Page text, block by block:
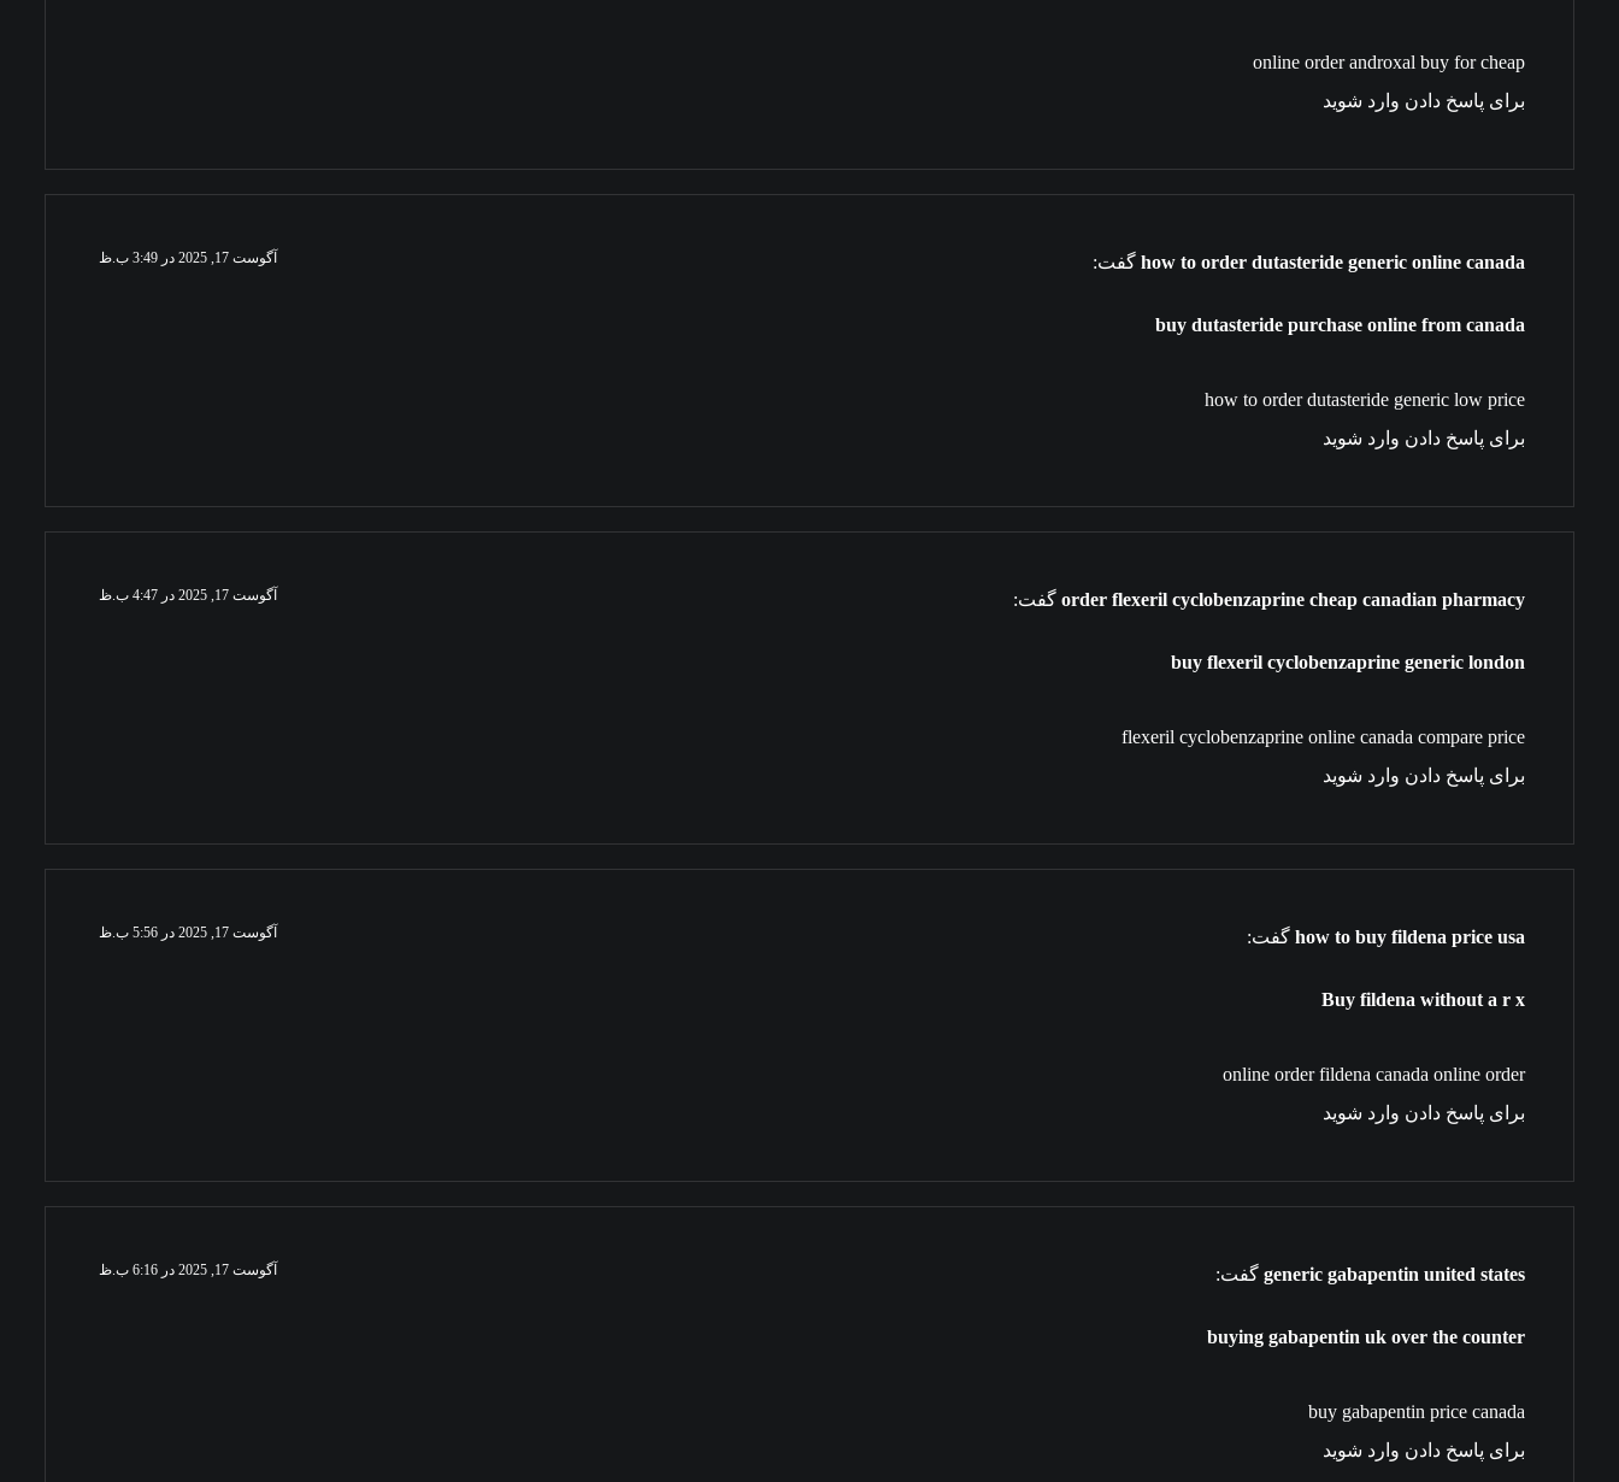
online order androxal buy for cheap
برای پاسخ دادن وارد شوید
how to order dutasteride generic online canada گفت: آگوست 17, 2025 در 3:49 ب.ظ
buy dutasteride purchase online from canada
how to order dutasteride generic low price
برای پاسخ دادن وارد شوید
order flexeril cyclobenzaprine cheap canadian pharmacy گفت: آگوست 17, 2025 در 4:47 ب.ظ
buy flexeril cyclobenzaprine generic london
flexeril cyclobenzaprine online canada compare price
برای پاسخ دادن وارد شوید
how to buy fildena price usa گفت: آگوست 17, 2025 در 5:56 ب.ظ
Buy fildena without a r x
online order fildena canada online order
برای پاسخ دادن وارد شوید
generic gabapentin united states گفت: آگوست 17, 2025 در 6:16 ب.ظ
buying gabapentin uk over the counter
buy gabapentin price canada
برای پاسخ دادن وارد شوید